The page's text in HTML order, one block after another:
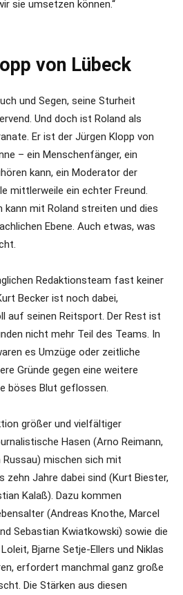
sie umsetzen können.“
von Lübeck
und Segen, seine Sturheit
Und doch ist Roland als
Er ist der Jürgen Klopp von
– ein Menschenfänger, ein
kann, ein Moderator der
mittlerweile ein echter Freund.
mit Roland streiten und dies
Ebene. Auch etwas, was
Redaktionsteam fast keiner
Becker ist noch dabei,
auf seinen Reitsport. Der Rest ist
nicht mehr Teil des Teams. In
es Umzüge oder zeitliche
Gründe gegen eine weitere
böses Blut geflossen.
größer und vielfältiger
Hasen (Arno Reimann,
mischen sich mit
zehn Jahre dabei sind (Kurt Biester,
Kalaß). Dazu kommen
(Andreas Knothe, Marcel
Sebastian Kwiatkowski) sowie die
Bjarne Setje-Ellers und Niklas
erfordert manchmal ganz große
Die Stärken aus diesen